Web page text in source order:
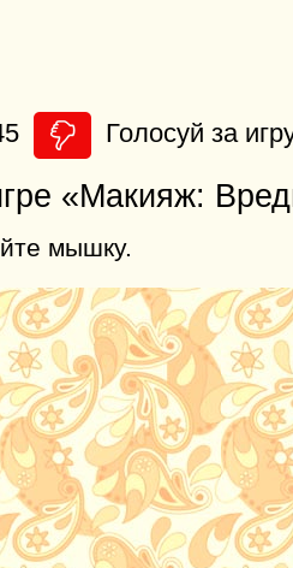
Голосуй за
«Макияж:
мышку.